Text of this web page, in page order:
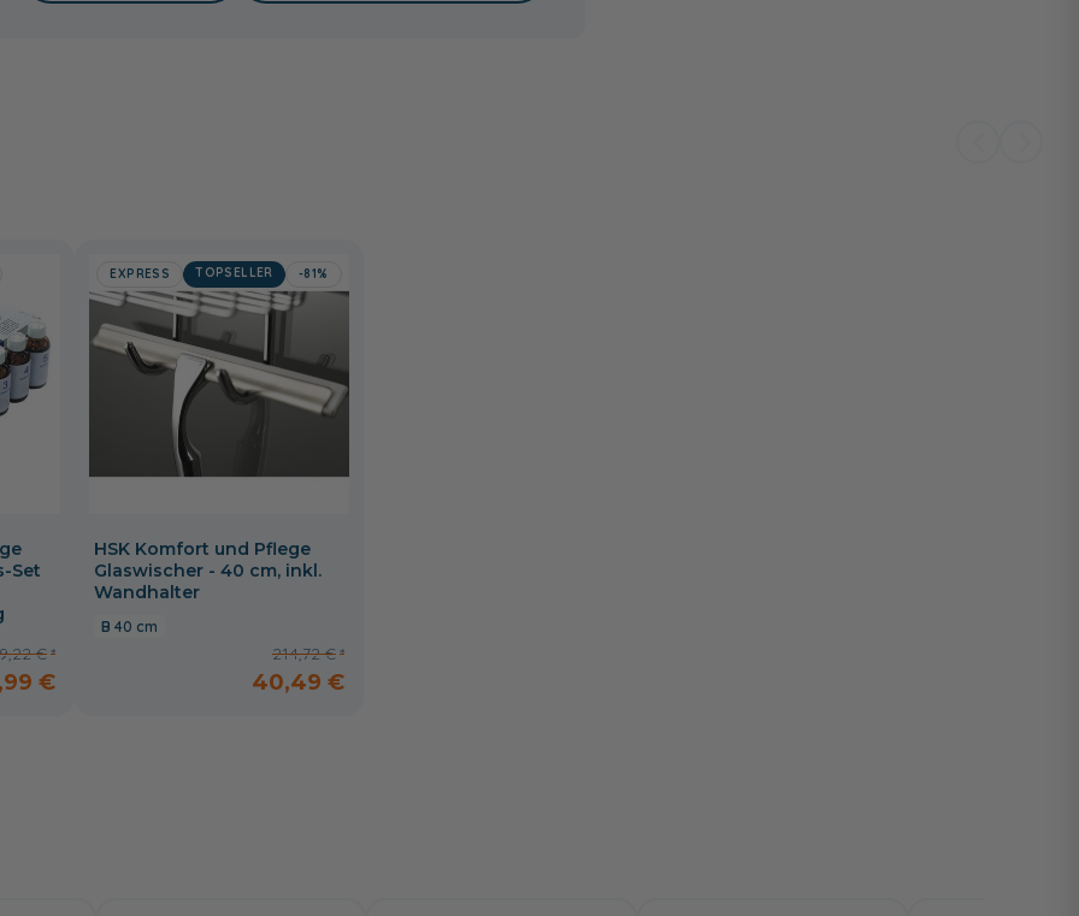
Set
€
€
EXPRESS TOPSELLER -81%
HSK Komfort und Pflege
Glaswischer - 40 cm, inkl.
Wandhalter
40 cm
214,72 €
40,49 €